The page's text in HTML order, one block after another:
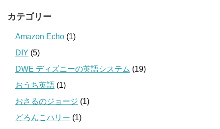
カテゴリー
Amazon Echo (1)
DIY (5)
DWE ディズニーの英語システム (19)
おうち英語 (1)
おさるのジョージ (1)
どろんこハリー (1)